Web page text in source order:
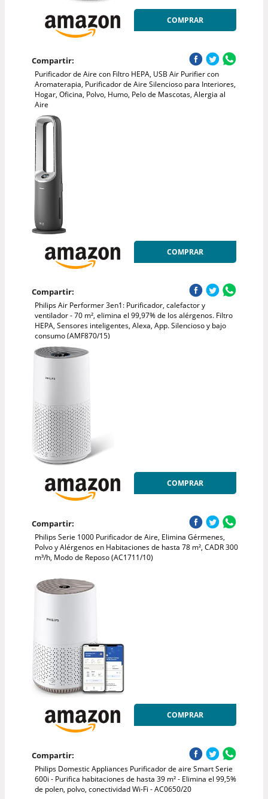
COMPRAR
Compartir:
Purificador de Aire con Filtro HEPA, USB Air Purifier con
Aromaterapia, Purificador de Aire Silencioso para Interiores,
Hogar, Oficina, Polvo, Humo, Pelo de Mascotas, Alergia al
Aire
COMPRAR
Compartir:
Philips Air Performer 3en1: Purificador, calefactor y
ventilador - 70 m², elimina el 99,97% de los alérgenos. Filtro
HEPA, Sensores inteligentes, Alexa, App. Silencioso y bajo
consumo (AMF870/15)
COMPRAR
Compartir:
Philips Serie 1000 Purificador de Aire, Elimina Gérmenes,
Polvo y Alérgenos en Habitaciones de hasta 78 m², CADR 300
m³/h, Modo de Reposo (AC1711/10)
COMPRAR
Compartir:
Philips Domestic Appliances Purificador de aire Smart Serie
600i - Purifica habitaciones de hasta 39 m² - Elimina el 99,5%
de polen, polvo, conectividad Wi-Fi - AC0650/20